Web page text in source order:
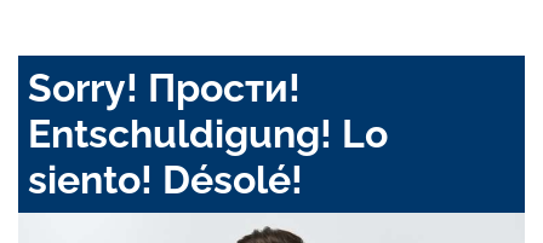
Sorry! Прости!
Entschuldigung! Lo
siento! Désolé!